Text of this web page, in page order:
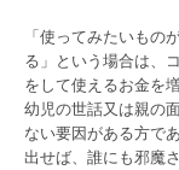
「使ってみたいもの
る」という場合は、
をして使えるお金を
幼児の世話又は親の
ない要因がある方で
出せば、誰にも邪魔